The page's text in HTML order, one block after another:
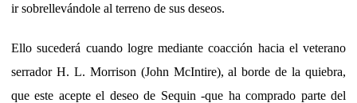
ir sobrellevándole al terreno de sus deseos.
Ello sucederá cuando logre mediante coacción hacia el veterano
serrador H. L. Morrison (John McIntire), al borde de la quiebra,
que este acepte el deseo de Sequin -que ha comprado parte del